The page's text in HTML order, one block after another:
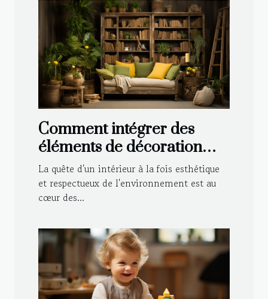
Comment intégrer des
éléments de décoration
durable dans le style
traditionnel de votre
maison
La quête d'un intérieur à la fois esthétique
et respectueux de l'environnement est au
cœur des...